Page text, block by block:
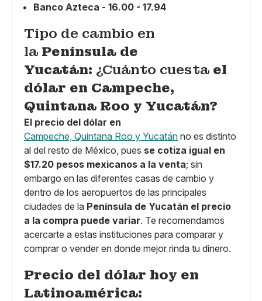
Banco Azteca - 16.00 - 17.94
Tipo de cambio en
la Península de
Yucatán: ¿Cuánto cuesta el
dólar en Campeche,
Quintana Roo y Yucatán?
El precio del dólar en
Campeche, Quintana Roo y Yucatán no es distinto
al del resto de México, pues se cotiza igual en
$17.20 pesos mexicanos a la venta; sin
embargo en las diferentes casas de cambio y
dentro de los aeropuertos de las principales
ciudades de la Península de Yucatán el precio
a la compra puede variar. Te recomendamos
acercarte a estas instituciones para comparar y
comprar o vender en donde mejor rinda tu dinero.
Precio del dólar hoy en
Latinoamérica: